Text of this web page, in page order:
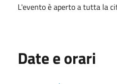
L'evento è aperto a tutta la
Date e orari